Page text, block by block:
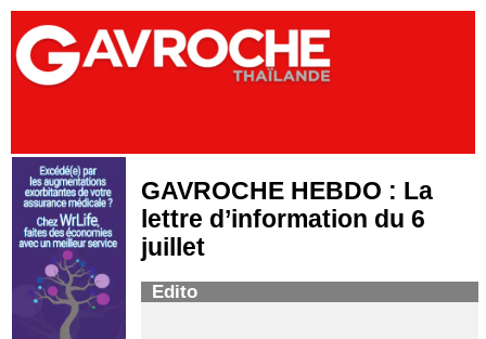
GAVROCHE HEBDO : La
lettre d’information du 6
juillet
Edito